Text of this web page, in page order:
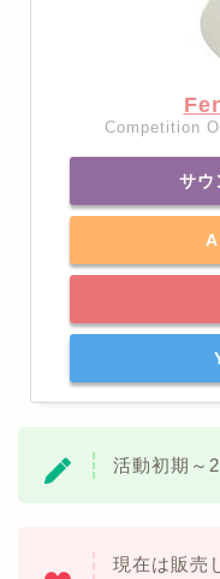
Competition
サウ
活動初期～
現在は販売